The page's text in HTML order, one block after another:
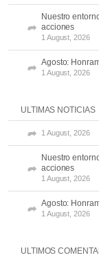
Nuestro
acciones
1 August, 2026
Agosto:
1 August, 2026
ULTIMAS NOTICIAS
1 August, 2026
Nuestro
acciones
1 August, 2026
Agosto:
1 August, 2026
ULTIMOS